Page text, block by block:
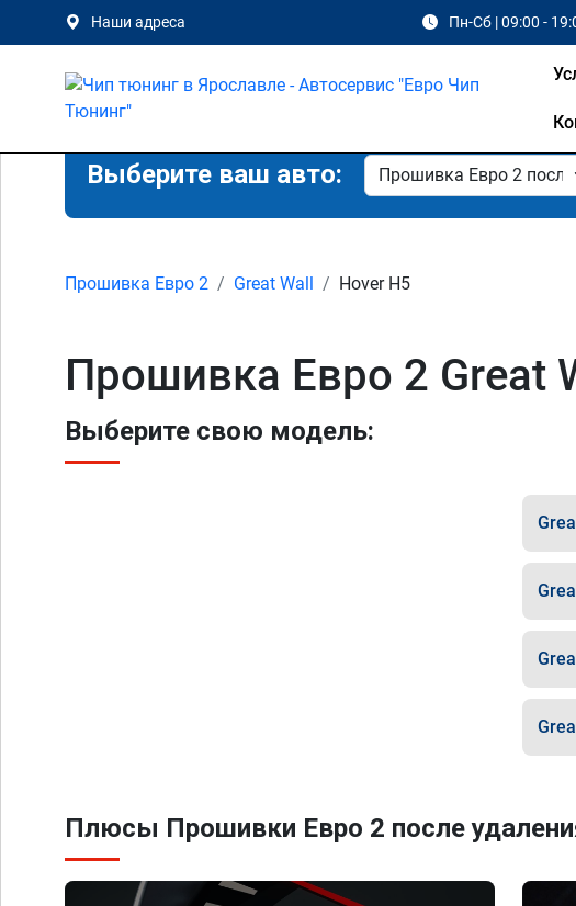
Наши адреса Пн-Сб | 09:00 -
Выберите ваш авто:
Прошивка Евро 2 Great Wall Hover H5
Прошивка Евро 2 Great
Выберите свою модель:
Плюсы Прошивки Евро 2 после